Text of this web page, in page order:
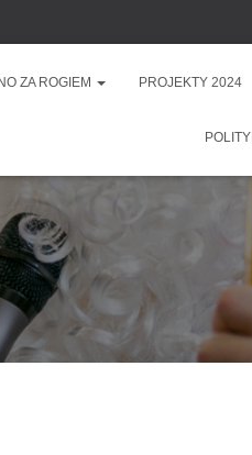
ZA ROGIEM PROJEKTY 2024